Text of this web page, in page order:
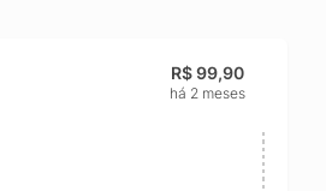
R$ 99,90
há 2 meses